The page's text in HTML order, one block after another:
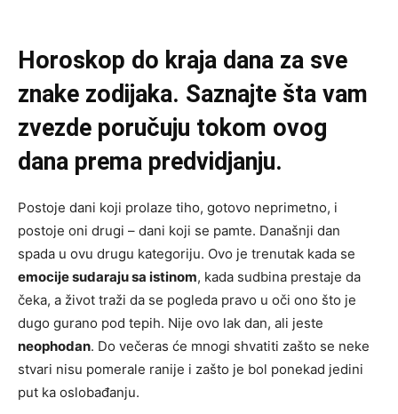
Horoskop do kraja dana za sve
znake zodijaka. Saznajte šta vam
zvezde poručuju tokom ovog
dana prema predvidjanju.
Postoje dani koji prolaze tiho, gotovo neprimetno, i
postoje oni drugi – dani koji se pamte. Današnji dan
spada u ovu drugu kategoriju. Ovo je trenutak kada se
emocije sudaraju sa istinom, kada sudbina prestaje da
čeka, a život traži da se pogleda pravo u oči ono što je
dugo gurano pod tepih. Nije ovo lak dan, ali jeste
neophodan. Do večeras će mnogi shvatiti zašto se neke
stvari nisu pomerale ranije i zašto je bol ponekad jedini
put ka oslobađanju.